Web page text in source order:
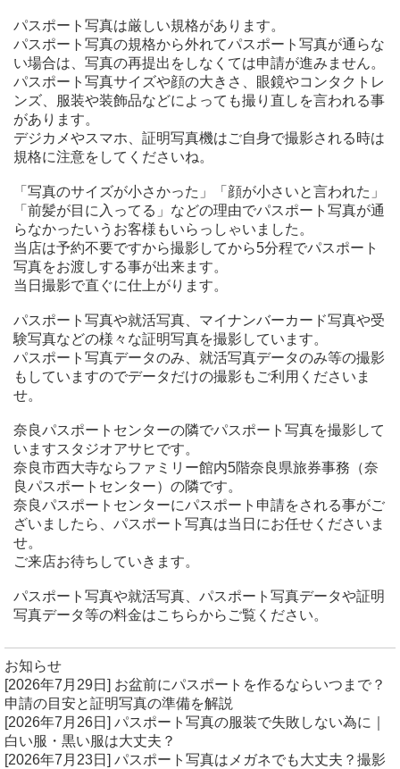
パスポート写真は厳しい規格があります。
パスポート写真の規格から外れてパスポート写真が通らな
い場合は、写真の再提出をしなくては申請が進みません。
パスポート写真サイズや顔の大きさ、眼鏡やコンタクトレ
ンズ、服装や装飾品などによっても撮り直しを言われる事
があります。
デジカメやスマホ、証明写真機はご自身で撮影される時は
規格に注意をしてくださいね。
「写真のサイズが小さかった」「顔が小さいと言われた」
「前髪が目に入ってる」などの理由でパスポート写真が通
らなかったいうお客様もいらっしゃいました。
当店は予約不要ですから撮影してから5分程でパスポート
写真をお渡しする事が出来ます。
当日撮影で直ぐに仕上がります。
パスポート写真や就活写真、マイナンバーカード写真や受
験写真などの様々な証明写真を撮影しています。
パスポート写真データのみ、就活写真データのみ等の撮影
もしていますのでデータだけの撮影もご利用くださいま
せ。
奈良パスポートセンターの隣でパスポート写真を撮影して
いますスタジオアサヒです。
奈良市西大寺ならファミリー館内5階奈良県旅券事務（奈
良パスポートセンター）の隣です。
奈良パスポートセンターにパスポート申請をされる事がご
ざいましたら、パスポート写真は当日にお任せくださいま
せ。
ご来店お待ちしていきます。
パスポート写真や就活写真、パスポート写真データや証明
写真データ等の料金はこちらからご覧ください。
お知らせ
[2026年7月29日] お盆前にパスポートを作るならいつまで？
申請の目安と証明写真の準備を解説
[2026年7月26日] パスポート写真の服装で失敗しない為に｜
白い服・黒い服は大丈夫？
[2026年7月23日] パスポート写真はメガネでも大丈夫？撮影